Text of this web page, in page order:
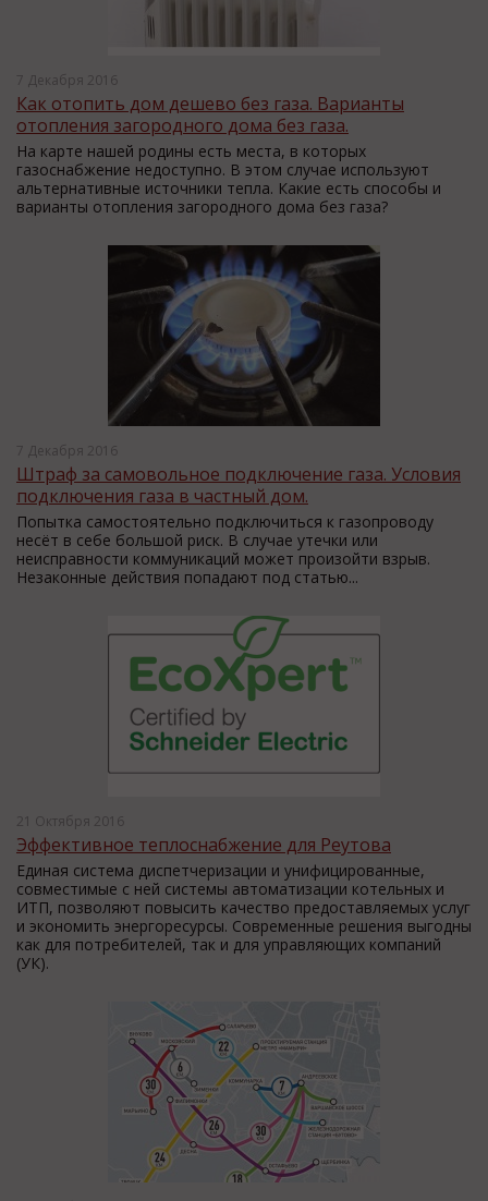
7 Декабря 2016
Как отопить дом дешево без газа. Варианты
отопления загородного дома без газа.
На карте нашей родины есть места, в которых
газоснабжение недоступно. В этом случае используют
альтернативные источники тепла. Какие есть способы и
варианты отопления загородного дома без газа?
7 Декабря 2016
Штраф за самовольное подключение газа. Условия
подключения газа в частный дом.
Попытка самостоятельно подключиться к газопроводу
несёт в себе большой риск. В случае утечки или
неисправности коммуникаций может произойти взрыв.
Незаконные действия попадают под статью...
21 Октября 2016
Эффективное теплоснабжение для Реутова
Единая система диспетчеризации и унифицированные,
совместимые с ней системы автоматизации котельных и
ИТП, позволяют повысить качество предоставляемых услуг
и экономить энергоресурсы. Современные решения выгодны
как для потребителей, так и для управляющих компаний
(УК).